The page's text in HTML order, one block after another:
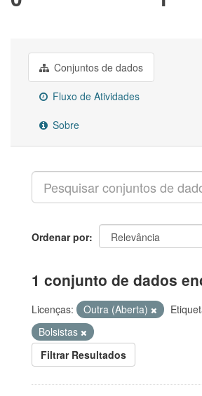
Conjuntos de dados
Fluxo de Atividades
Sobre
Ordenar por
1 conjunto de dados
Licenças: Outra (Aberta)
Bolsistas
Filtrar Resultados